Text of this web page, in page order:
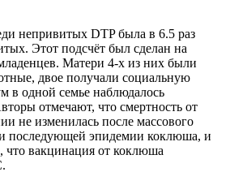
непривитых DTP была в 6.5 раз
Этот подсчёт был сделан на
Матери 4-х из них были
двое получали социальную
в одной семье наблюдалось
отмечают, что смертность от
не изменилась после массового
последующей эпидемии коклюша, и
что вакцинация от коклюша